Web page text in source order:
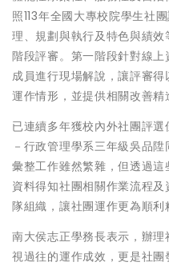
照113年全國大專校院學生社
理、規劃與執行及特色與績
階段評審。第一階段針對線
成員進行現場解說，讓評審
運作情形，並提供相關改善精
已連續多年獲校內外社團評
－行政管理學系三年級吳品
彙整工作雖然繁雜，但透過
資料得知社團相關作業流程
隊組織，讓社團運作更為順利
南大侯志正學務長表示，辦
視過往的運作成效，更是社